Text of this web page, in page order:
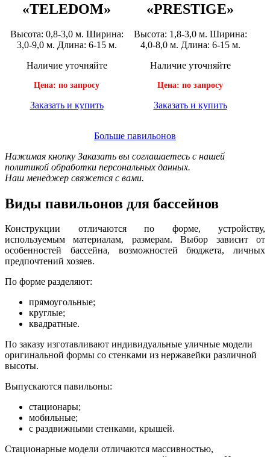
«TELEDOM»
Высота: 0,8-3,0 м. Ширина:
3,0-9,0 м. Длина: 6-15 м.
Наличие уточняйте
Цена: по запросу
Заказать и купить
«PRESTIGE»
Высота: 1,8-3,0 м. Ширина:
4,0-8,0 м. Длина: 6-15 м.
Наличие уточняйте
Цена: по запросу
Заказать и купить
Больше павильонов
Нажимая кнопку Заказать вы соглашаетесь с нашей
политикой обработки персональных данных.
Наш менеджер свяжется с вами.
Виды павильонов для бассейнов
Конструкции отличаются по форме, устройству,
используемым материалам, размерам. Выбор зависит от
особенностей бассейна, возможностей бюджета, личных
предпочтений хозяев.
По форме разделяют:
прямоугольные;
круглые;
квадратные.
По заказу изготавливают индивидуальные уличные модели
оригинальной формы со стенками из нержавейки различной
высоты.
Выпускаются павильоны:
стационары;
мобильные;
с раздвижными стенками, крышей.
Стационарные модели отличаются массивностью,